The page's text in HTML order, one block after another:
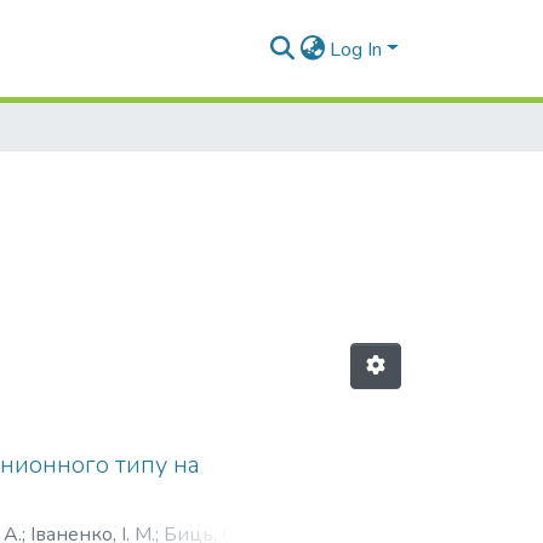
Log In
типу на
; Іваненко, І. М.; Биць, О. В.